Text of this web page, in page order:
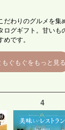
だわりのグルメを集
ログギフト。甘いも
です。
ぐもぐをもっと見る
4